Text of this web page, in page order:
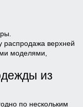
распродажа верхней
моделями,
из
по нескольким